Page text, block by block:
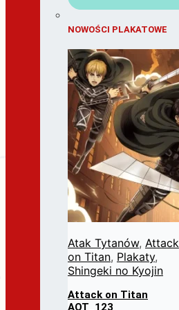
NOWOŚCI PLAKATOWE
Atak Tytanów, Attack
on Titan, Plakaty,
Shingeki no Kyojin
Attack on Titan
AOT_123